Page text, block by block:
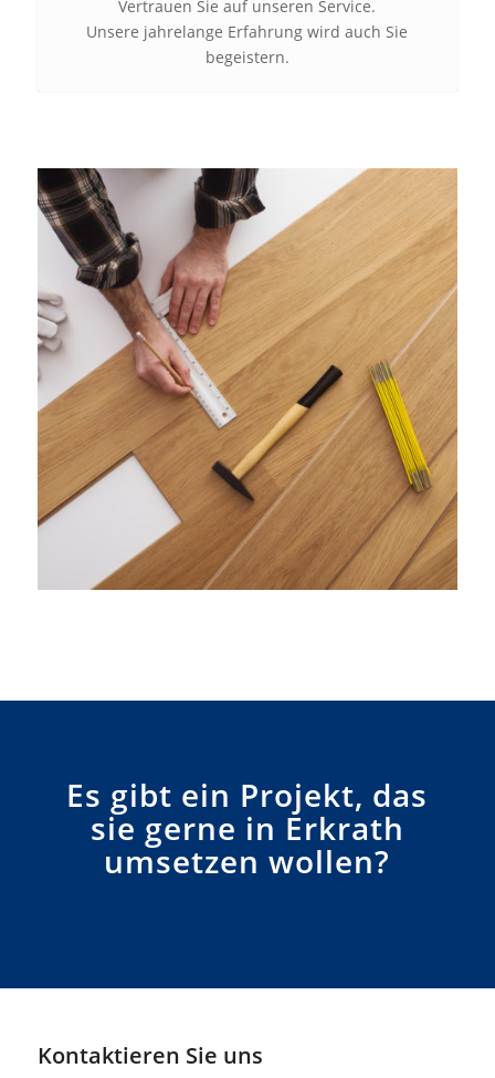
Vertrauen Sie auf unseren Service.
Unsere jahrelange Erfahrung wird auch Sie
begeistern.
Es gibt ein Projekt, das
sie gerne in Erkrath
umsetzen wollen?
Kontaktieren Sie uns